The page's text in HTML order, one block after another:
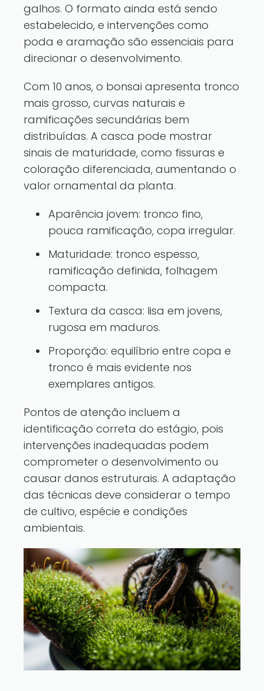
galhos. O formato ainda está sendo
estabelecido, e intervenções como
poda e aramação são essenciais para
direcionar o desenvolvimento.
Com 10 anos, o bonsai apresenta tronco
mais grosso, curvas naturais e
ramificações secundárias bem
distribuídas. A casca pode mostrar
sinais de maturidade, como fissuras e
coloração diferenciada, aumentando o
valor ornamental da planta.
Aparência jovem: tronco fino,
pouca ramificação, copa irregular.
Maturidade: tronco espesso,
ramificação definida, folhagem
compacta.
Textura da casca: lisa em jovens,
rugosa em maduros.
Proporção: equilíbrio entre copa e
tronco é mais evidente nos
exemplares antigos.
Pontos de atenção incluem a
identificação correta do estágio, pois
intervenções inadequadas podem
comprometer o desenvolvimento ou
causar danos estruturais. A adaptação
das técnicas deve considerar o tempo
de cultivo, espécie e condições
ambientais.